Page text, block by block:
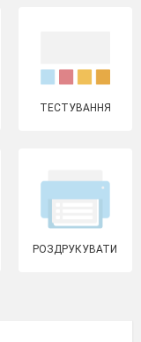
ТЕСТУВАННЯ
РОЗДРУКУВАТИ